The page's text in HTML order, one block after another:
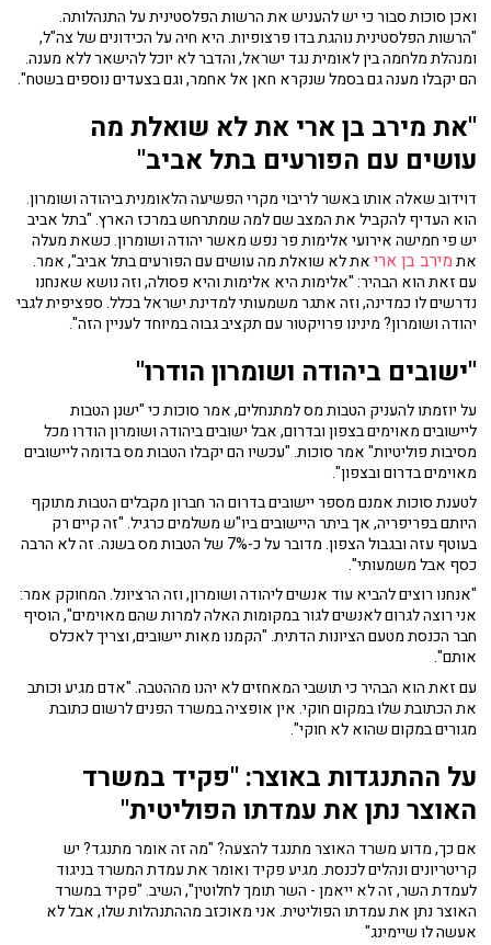
ואכן סוכות סבור כי יש להעניש את הרשות הפלסטינית על התנהלותה.
"הרשות הפלסטינית נוהגת בדו פרצופיות. היא חיה על הכידונים של צה"ל,
ומנהלת מלחמה בין לאומית נגד ישראל, והדבר לא יוכל להישאר ללא מענה.
הם יקבלו מענה גם בסמל שנקרא חאן אל אחמר, וגם בצעדים נוספים בשטח".
"את מירב בן ארי את לא שואלת מה
עושים עם הפורעים בתל אביב"
דוידוב שאלה אותו באשר לריבוי מקרי הפשיעה הלאומנית ביהודה ושומרון.
הוא העדיף להקביל את המצב שם למה שמתרחש במרכז הארץ. "בתל אביב
יש פי חמישה אירועי אלימות פר נפש מאשר יהודה ושומרון. כשאת מעלה
אתמירב בן אריאת לא שואלת מה עושים עם הפורעים בתל אביב", אמר.
עם זאת הוא הבהיר: "אלימות היא אלימות והיא פסולה, וזה נושא שאנחנו
נדרשים לו כמדינה, וזה אתגר משמעותי למדינת ישראל בכלל. ספציפית לגבי
יהודה ושומרון? מינינו פרויקטור עם תקציב גבוה במיוחד לעניין הזה".
"ישובים ביהודה ושומרון הודרו"
על יוזמתו להעניק הטבות מס למתנחלים, אמר סוכות כי "ישנן הטבות
ליישובים מאוימים בצפון ובדרום, אבל ישובים ביהודה ושומרון הודרו מכל
מסיבות פוליטיות" אמר סוכות. "עכשיו הם יקבלו הטבות מס בדומה ליישובים
מאוימים בדרום ובצפון".
לטענת סוכות אמנם מספר יישובים בדרום הר חברון מקבלים הטבות מתוקף
היותם בפריפריה, אך ביתר היישובים ביו"ש משלמים כרגיל. "זה קיים רק
בעוטף עזה ובגבול הצפון. מדובר על כ-7% של הטבות מס בשנה. זה לא הרבה
כסף אבל משמעותי".
"אנחנו רוצים להביא עוד אנשים ליהודה ושומרון, וזה הרציונל. המחוקק אמר:
אני רוצה לגרום לאנשים לגור במקומות האלה למרות שהם מאוימים", הוסיף
חבר הכנסת מטעם הציונות הדתית. "הקמנו מאות יישובים, וצריך לאכלס
אותם".
עם זאת הוא הבהיר כי תושבי המאחזים לא יהנו מההטבה. "אדם מגיע וכותב
את הכתובת שלו במקום חוקי. אין אופציה במשרד הפנים לרשום כתובת
מגורים במקום שהוא לא חוקי".
על ההתנגדות באוצר: "פקיד במשרד
האוצר נתן את עמדתו הפוליטית"
אם כך, מדוע משרד האוצר מתנגד להצעה? "מה זה אומר מתנגד? יש
קריטריונים ונהלים לכנסת. מגיע פקיד ואומר את עמדת המשרד בניגוד
לעמדת השר, זה לא ייאמן - השר תומך לחלוטין", השיב. "פקיד במשרד
האוצר נתן את עמדתו הפוליטית. אני מאוכזב מההתנהלות שלו, אבל לא
אעשה לו שיימינג"